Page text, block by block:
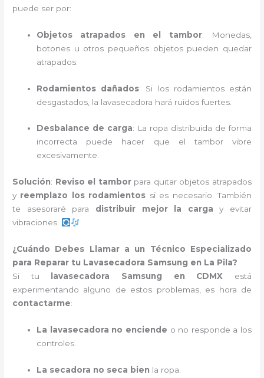
puede ser por:
Objetos atrapados en el tambor: Monedas,
botones u otros pequeños objetos pueden quedar
atrapados.
Rodamientos dañados: Si los rodamientos están
desgastados, la lavasecadora hará ruidos fuertes.
Desbalance de carga: La ropa distribuida de forma
incorrecta puede hacer que el tambor vibre
excesivamente.
Solución: Reviso el tamborpara quitar objetos atrapados
y reemplazo los rodamientos si es necesario. También
te asesoraré para distribuir mejor la carga y evitar
vibraciones.
¿Cuándo Debes Llamar a un Técnico Especializado
para Reparar tu Lavasecadora Samsung en La Pila?
Si tu
lavasecadora Samsung en CDMX está
experimentando alguno de estos problemas, es hora de
contactarme:
La lavasecadora no enciende o no responde a los
controles.
La secadora no seca bien la ropa.